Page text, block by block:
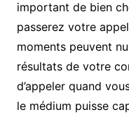
important de bien
passerez votre
moments peuvent
résultats de votre
d’appeler quand
le médium puisse